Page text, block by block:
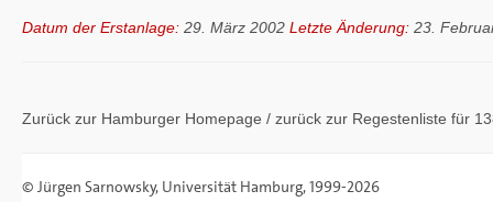
Datum der Erstanlage: 29. März 2002 Letzte Änderung: 23.
Zurück zur Hamburger Homepage / zurück zur Regestenliste für
© Jürgen Sarnowsky, Universität Hamburg, 1999-2026